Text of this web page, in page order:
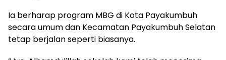
Ia berharap program MBG di Kota Payakumbuh
secara umum dan Kecamatan Payakumbuh Selatan
tetap berjalan seperti biasanya.